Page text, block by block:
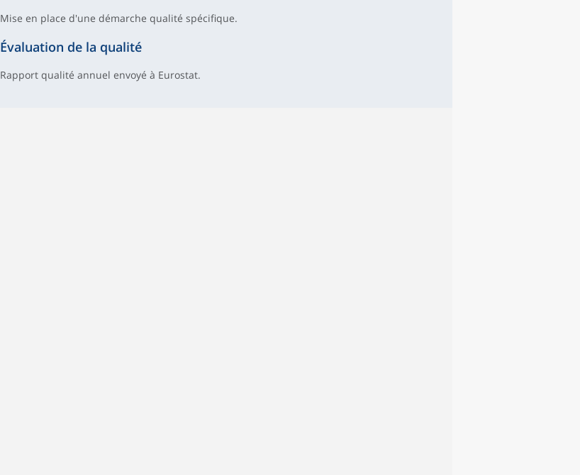
Mise en place d'une démarche qualité spécifique.
Évaluation de la qualité
Rapport qualité annuel envoyé à Eurostat.